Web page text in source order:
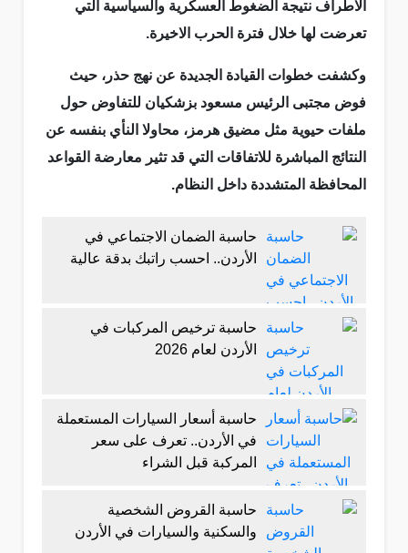
الاطراف نتيجة الضغوط العسكرية والسياسية التي
تعرضت لها خلال فترة الحرب الاخيرة.
وكشفت خطوات القيادة الجديدة عن نهج حذر، حيث
فوض مجتبى الرئيس مسعود بزشكيان للتفاوض حول
ملفات حيوية مثل مضيق هرمز، محاولا النأي بنفسه عن
النتائج المباشرة للاتفاقات التي قد تثير معارضة القواعد
المحافظة المتشددة داخل النظام.
حاسبة الضمان الاجتماعي في
الأردن.. احسب راتبك بدقة عالية
حاسبة ترخيص المركبات في
الأردن لعام 2026
حاسبة أسعار السيارات المستعملة
في الأردن.. تعرف على سعر
المركبة قبل الشراء
حاسبة القروض الشخصية
والسكنية والسيارات في الأردن